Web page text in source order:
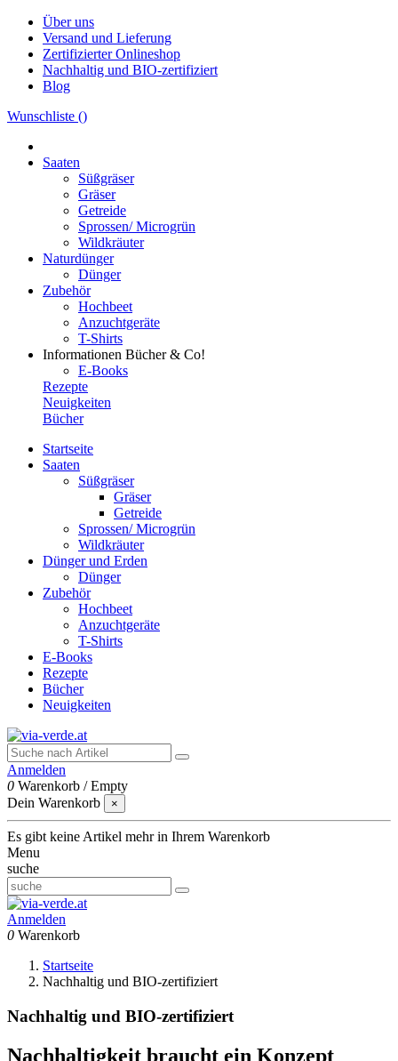
Über uns
Versand und Lieferung
Zertifizierter Onlineshop
Nachhaltig und BIO-zertifiziert
Blog
Wunschliste ()
Saaten
Süßgräser
Gräser
Getreide
Sprossen/ Microgrün
Wildkräuter
Naturdünger
Dünger
Zubehör
Hochbeet
Anzuchtgeräte
T-Shirts
Informationen Bücher & Co!
E-Books
Rezepte
Neuigkeiten
Bücher
Startseite
Saaten
Süßgräser
Gräser
Getreide
Sprossen/ Microgrün
Wildkräuter
Dünger und Erden
Dünger
Zubehör
Hochbeet
Anzuchtgeräte
T-Shirts
E-Books
Rezepte
Bücher
Neuigkeiten
Anmelden
0 Warenkorb /Empty
Dein Warenkorb
×
Es gibt keine Artikel mehr in Ihrem Warenkorb
Menu
suche
Anmelden
0 Warenkorb
Startseite
Nachhaltig und BIO-zertifiziert
Nachhaltig und BIO-zertifiziert
Nachhaltigkeit braucht ein Konzept